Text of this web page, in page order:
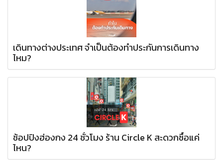
เดินทางต่างประเทศ จำเป็นต้องทำประกันการเดินทาง
ไหม?
ช้อปปิงฮ่องกง 24 ชั่วโมง ร้าน Circle K สะดวกซื้อแค่
ไหน?